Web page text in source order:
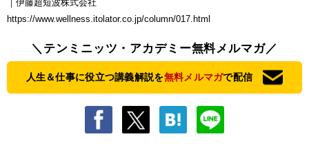
｜伊藤超短波株式会社
https://www.wellness.itolator.co.jp/column/017.html
＼テンミニッツ・アカデミー無料メルマガ／
人生＆仕事に役立つ講義解説を無料メルマガで配信